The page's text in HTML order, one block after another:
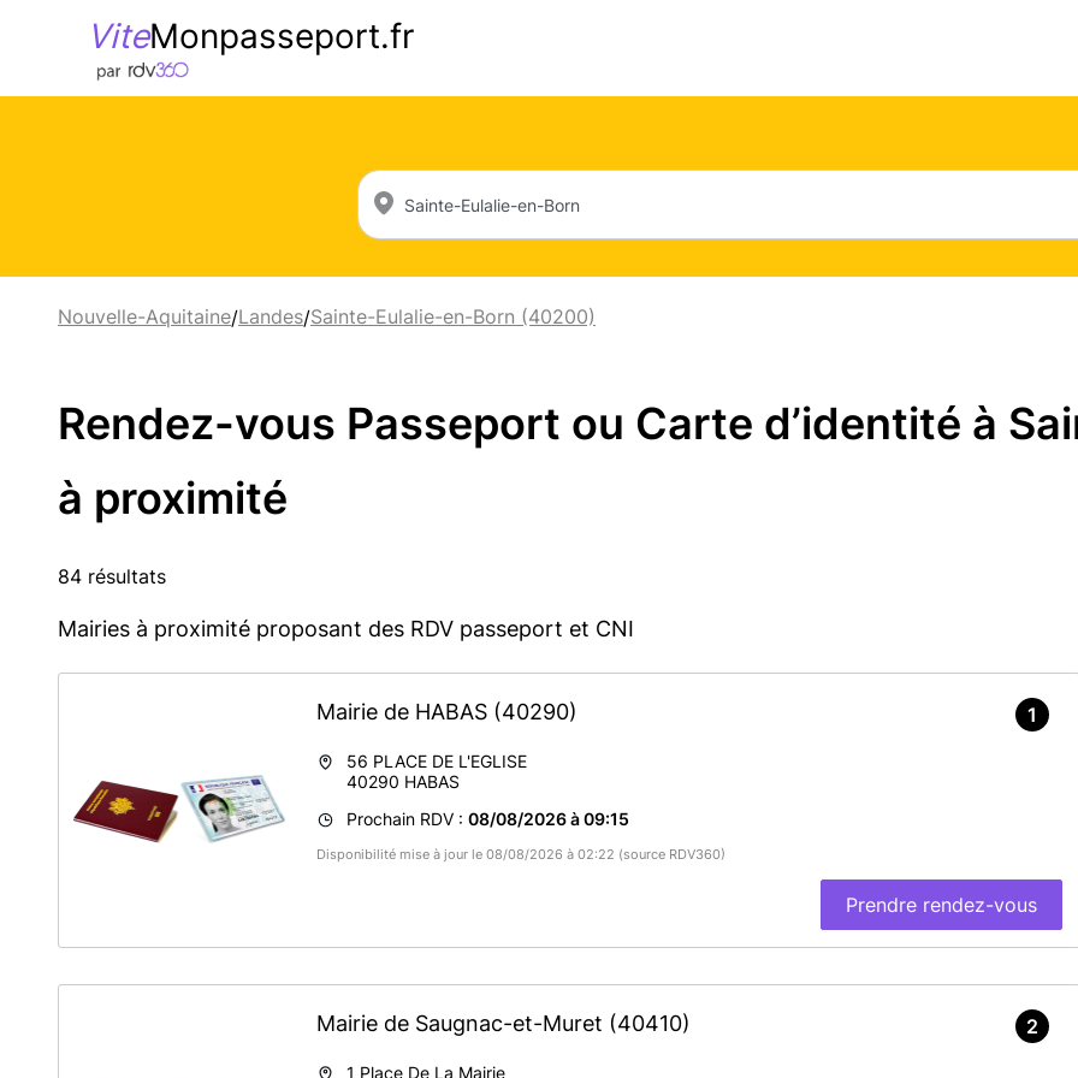
ViteMonpasseport.fr
Nouvelle-Aquitaine/Landes/Sainte-Eulalie-en-Born (40200)
Rendez-vous Passeport ou Carte d’identité à
à proximité
84 résultats
Mairies à proximité proposant des RDV passeport et CNI
Mairie de HABAS (40290)
56 PLACE DE L'EGLISE
40290 HABAS
Prochain RDV : 08/08/2026 à 09:15
Disponibilité mise à jour le 08/08/2026 à 02:22 (source RDV360)
Prendre rendez-vous
1
Mairie de Saugnac-et-Muret (40410)
1 Place De La Mairie
2